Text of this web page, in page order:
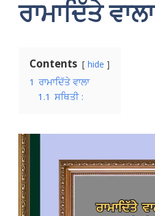
ਰਾਮਾਦਿੱਤੇ ਵਾਲਾ
Contents hide
1 ਰਾਮਾਦਿੱਤੇ ਵਾਲਾ
1.1 ਸਥਿਤੀ :